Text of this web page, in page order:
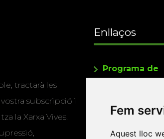
Fem
Aquest lloc
tractarà les
subscripció i
la Xarxa Vives.
Enllaços
Programa de
Editorials
Twitter